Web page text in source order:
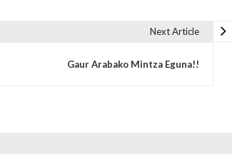
Next Article
Gaur Arabako Mintza Eguna!!